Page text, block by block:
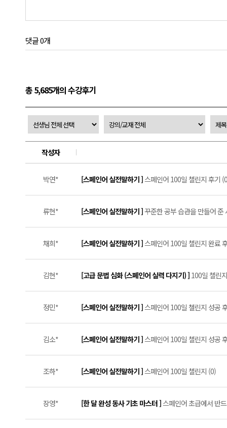
댓글 0개
총 5,685개의 수강후기
작성자
박연* [스페인어 실전말하기 ]스페인어 100일 챌린지 후기
류현* [스페인어 실전말하기 ]꾸준한 공부 습관을 만들어
채희* [스페인어 실전말하기 ]스페인어 100일 챌린지 완료
김현* [고급 문법 심화 (스페인어 실력 다지기) ] 100일 챌린
정민* [스페인어 실전말하기 ]스페인어 100일 첼린지 성공
김소* [스페인어 실전말하기 ]스페인어 100일 챌린지 성공
조하* [스페인어 실전말하기 ]스페인어 100일 챌린지 (0)
장영* [한 달 완성 동사 기초 마스터 ]스페인어 초급에서 반